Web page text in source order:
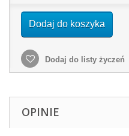
Dodaj do koszyka
Dodaj do listy życzeń
OPINIE